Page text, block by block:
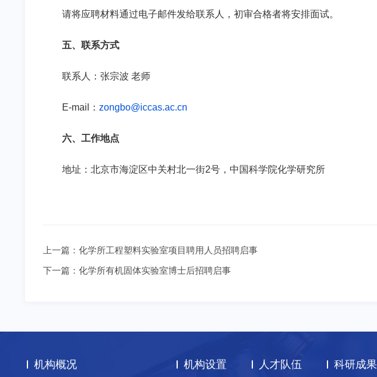
请将应聘材料通过电子邮件发给联系人，初审合格者将安排面试。
五、联系方式
联系人：张宗波 老师
E-mail ： zongbo@iccas.ac.cn
六、工作地点
地址：北京市海淀区中关村北一街2号，中国科学院化学研究所
上一篇： 化学所工程塑料实验室项目聘用人员招聘启事
下一篇： 化学所有机固体实验室博士后招聘启事
机构概况 机构设置 人才队伍 科研成果